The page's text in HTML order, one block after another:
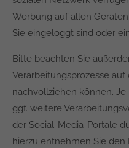
Werbung auf allen
Sie eingeloggt sind oder
Bitte beachten Sie
Verarbeitungsprozesse
nachvollziehen können.
ggf. weitere
der Social-Media-Portale
hierzu entnehmen Sie